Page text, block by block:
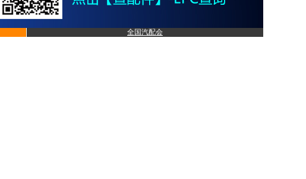
全国汽配会